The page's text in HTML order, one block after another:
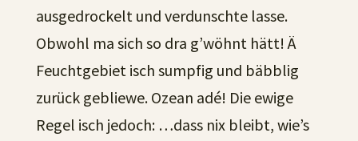
ausgedrockelt und verdunschte lasse.
Obwohl ma sich so dra g’wöhnt hätt! Ä
Feuchtgebiet isch sumpfig und bäbblig
zurück gebliewe. Ozean adé! Die ewige
Regel isch jedoch: …dass nix bleibt, wie’s